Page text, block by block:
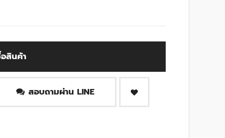
สินค้า
สอบถามผ่าน LINE